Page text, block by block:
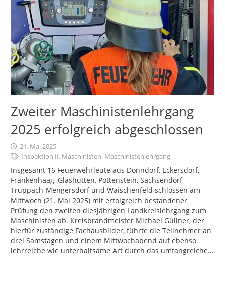
Zweiter Maschinistenlehrgang
2025 erfolgreich abgeschlossen
21. Mai 2025
Inspektion II, Maschinisten, Maschinistenlehrgang
Insgesamt 16 Feuerwehrleute aus Donndorf, Eckersdorf,
Frankenhaag, Glashütten, Pottenstein, Sachsendorf,
Truppach-Mengersdorf und Waischenfeld schlossen am
Mittwoch (21. Mai 2025) mit erfolgreich bestandener
Prüfung den zweiten diesjährigen Landkreislehrgang zum
Maschinisten ab. Kreisbrandmeister Michael Güllner, der
hierfür zuständige Fachausbilder, führte die Teilnehmer an
drei Samstagen und einem Mittwochabend auf ebenso
lehrreiche wie unterhaltsame Art durch das umfangreiche…